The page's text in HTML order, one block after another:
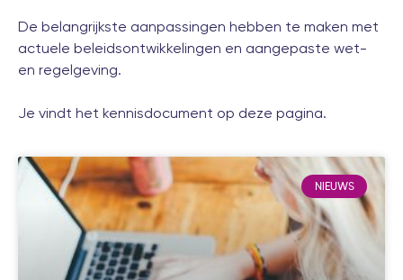
De belangrijkste aanpassingen hebben te maken met
actuele beleidsontwikkelingen en aangepaste wet-
en regelgeving.
Je vindt het kennisdocument op deze pagina.
NIEUWS